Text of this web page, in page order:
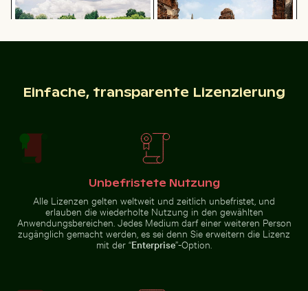
Bewegungseffekt Strongyli-Insel
Mann im Kings River an einem Alte Ruinen von Wat Mahathat in
Professionelles Kameraobjektiv mit Reflexionen auf
Professionelles
Kameraobjektiv
mit Reflexionen
auf
Glasoberfläche
Seebrücke Sellin im Winter
Seebrücke Sellin im Winter
Sonnenuntergangsblick
aus Flugzeugfenster
mit Flügelsilhouette
Sonnenuntergang über Koh Yao Noi mit Silhouette
Brücke des 25. April über den Tejo in
Einfache, transparente Lizenzierung
Unbefristete Nutzung
Alle Lizenzen gelten weltweit und zeitlich unbefristet, und
erlauben die wiederholte Nutzung in den gewählten
Anwendungsbereichen. Jedes Medium darf einer weiteren Person
zugänglich gemacht werden, es sei denn Sie erweitern die Lizenz
mit der “Enterprise”-Option.